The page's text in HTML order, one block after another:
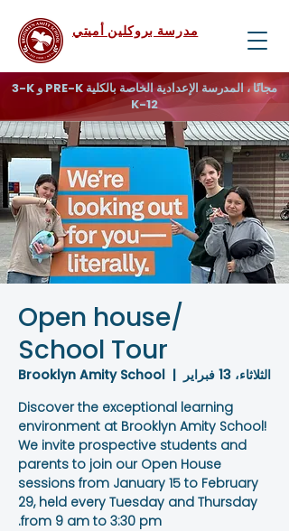
مدرسة بروكلين أميتي
3-K و PRE-K مجانًا ، المدرسة الإعدادية الخاصة بالكلية
K-12
Open house/
School Tour
الثلاثاء، 13 فبراير
  |
Brooklyn Amity School
Discover the exceptional learning
environment at Brooklyn Amity School!
We invite prospective students and
parents to join our Open House
sessions from January 15 to February
29, held every Tuesday and Thursday
from 9 am to 3:30 pm.